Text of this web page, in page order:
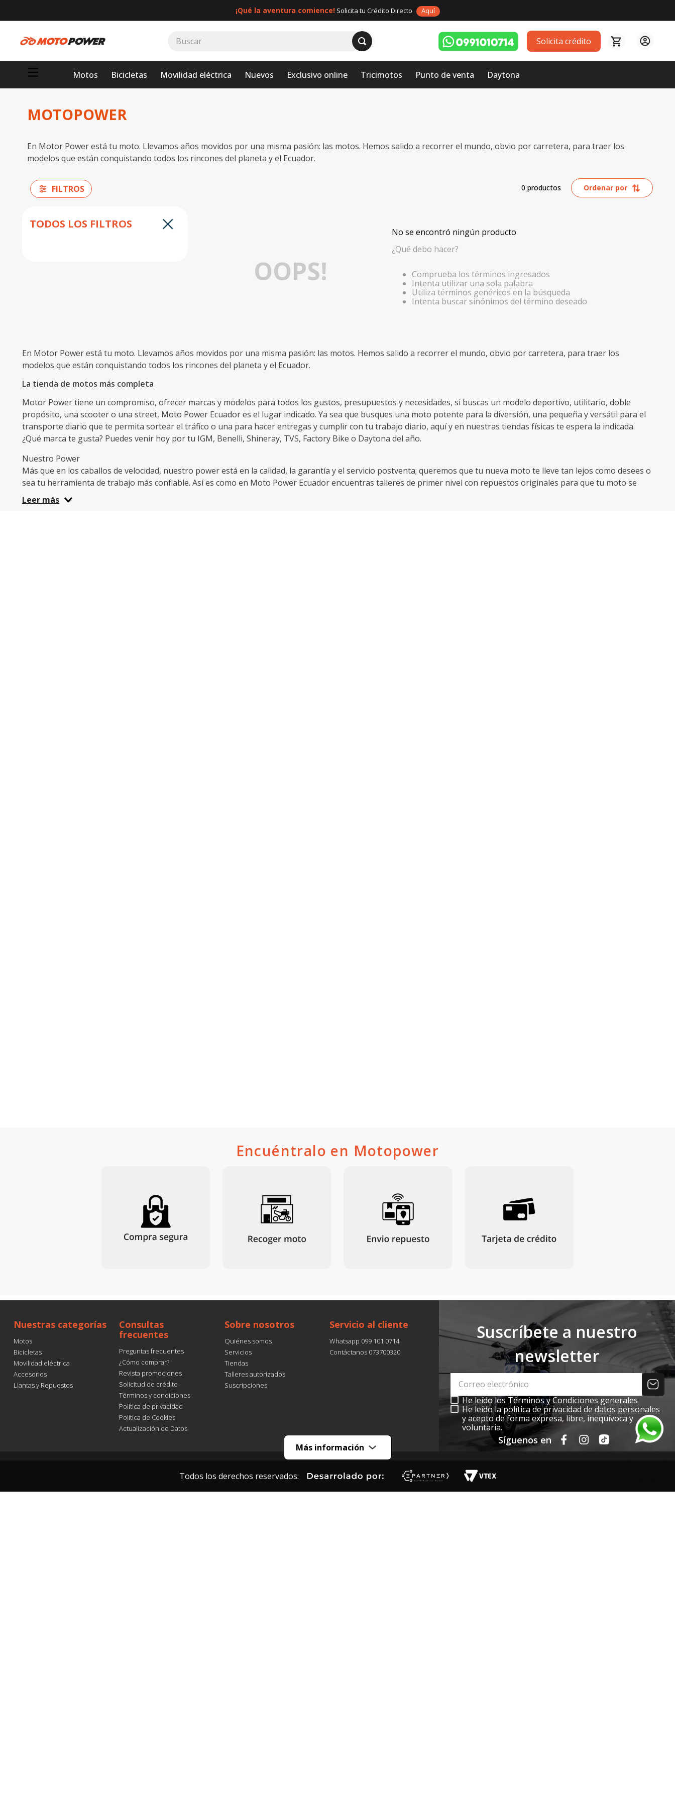
¡Qué la aventura comience!Solicita tu Crédito Directo Aquí
Solicita crédito
Motos Bicicletas Movilidad eléctrica Nuevos Exclusivo online Tricimotos Punto de venta Daytona
MOTOPOWER
En Motor Power está tu moto. Llevamos años movidos por una misma pasión: las motos. Hemos salido a recorrer el mundo, obvio por carretera, para traer los
modelos que están conquistando todos los rincones del planeta y el Ecuador.
0 productos Ordenar por
FILTROS
TODOS LOS FILTROS
OOPS!
No se encontró ningún producto
¿Qué debo hacer?
Comprueba los términos ingresados
Intenta utilizar una sola palabra
Utiliza términos genéricos en la búsqueda
Intenta buscar sinónimos del término deseado
En Motor Power está tu moto. Llevamos años movidos por una misma pasión: las motos. Hemos salido a recorrer el mundo, obvio por carretera, para traer los
modelos que están conquistando todos los rincones del planeta y el Ecuador.
La tienda de motos más completa
Motor Power tiene un compromiso, ofrecer marcas y modelos para todos los gustos, presupuestos y necesidades, si buscas un modelo deportivo, utilitario, doble
propósito, una scooter o una street, Moto Power Ecuador es el lugar indicado. Ya sea que busques una moto potente para la diversión, una pequeña y versátil para el
transporte diario que te permita sortear el tráfico o una para hacer entregas y cumplir con tu trabajo diario, aquí y en nuestras tiendas físicas te espera la indicada.
¿Qué marca te gusta? Puedes venir hoy por tu IGM, Benelli, Shineray, TVS, Factory Bike o Daytona del año.
Nuestro Power
Más que en los caballos de velocidad, nuestro power está en la calidad, la garantía y el servicio postventa; queremos que tu nueva moto te lleve tan lejos como desees o
sea tu herramienta de trabajo más confiable. Así es como en Moto Power Ecuador encuentras talleres de primer nivel con repuestos originales para que tu moto se
mantenga en óptimas condiciones, adicionalmente, seguros para que cumplas las reglamentaciones del gobierno, la protejas contra robo y tengas asistencia en
carretera.
Leer más
Encuéntralo en Motopower
Nuestras categorías
Motos
Bicicletas
Movilidad eléctrica
Accesorios
Llantas y Repuestos
Consultas
frecuentes
Preguntas frecuentes
¿Cómo comprar?
Revista promociones
Solicitud de crédito
Términos y condiciones
Política de privacidad
Política de Cookies
Actualización de Datos
Sobre nosotros
Quiénes somos
Servicios
Tiendas
Talleres autorizados
Suscripciones
Servicio al cliente
Whatsapp 099 101 0714
Contáctanos 073700320
Suscríbete a nuestro
newsletter
He leído los Términos y Condiciones generales
He leído la política de privacidad de datos personales
y acepto de forma expresa, libre, inequívoca y
voluntaria.
Más información
Todos los derechos reservados:
TÉRMINOS MÁS BUSCADOS
loncin
3.
scooter
5.
suzuki
motos
7.
factory
8.
dukare